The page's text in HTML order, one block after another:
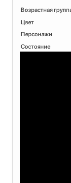
Возрастная
Цвет
Персонажи
Состояние